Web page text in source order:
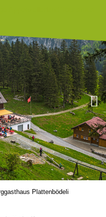
Plattenbödeli